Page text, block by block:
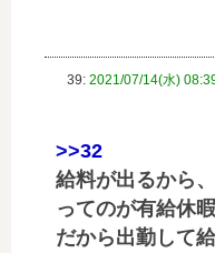
39: 2021/07/14(水)
>>32
給料が出るから
ってのが有給休
だから出勤して